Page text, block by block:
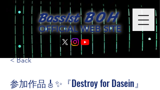
Bassist BOH
OFFICIAL WEB SITE
< Back
参加作品🎸✨『Destroy for Dasein』